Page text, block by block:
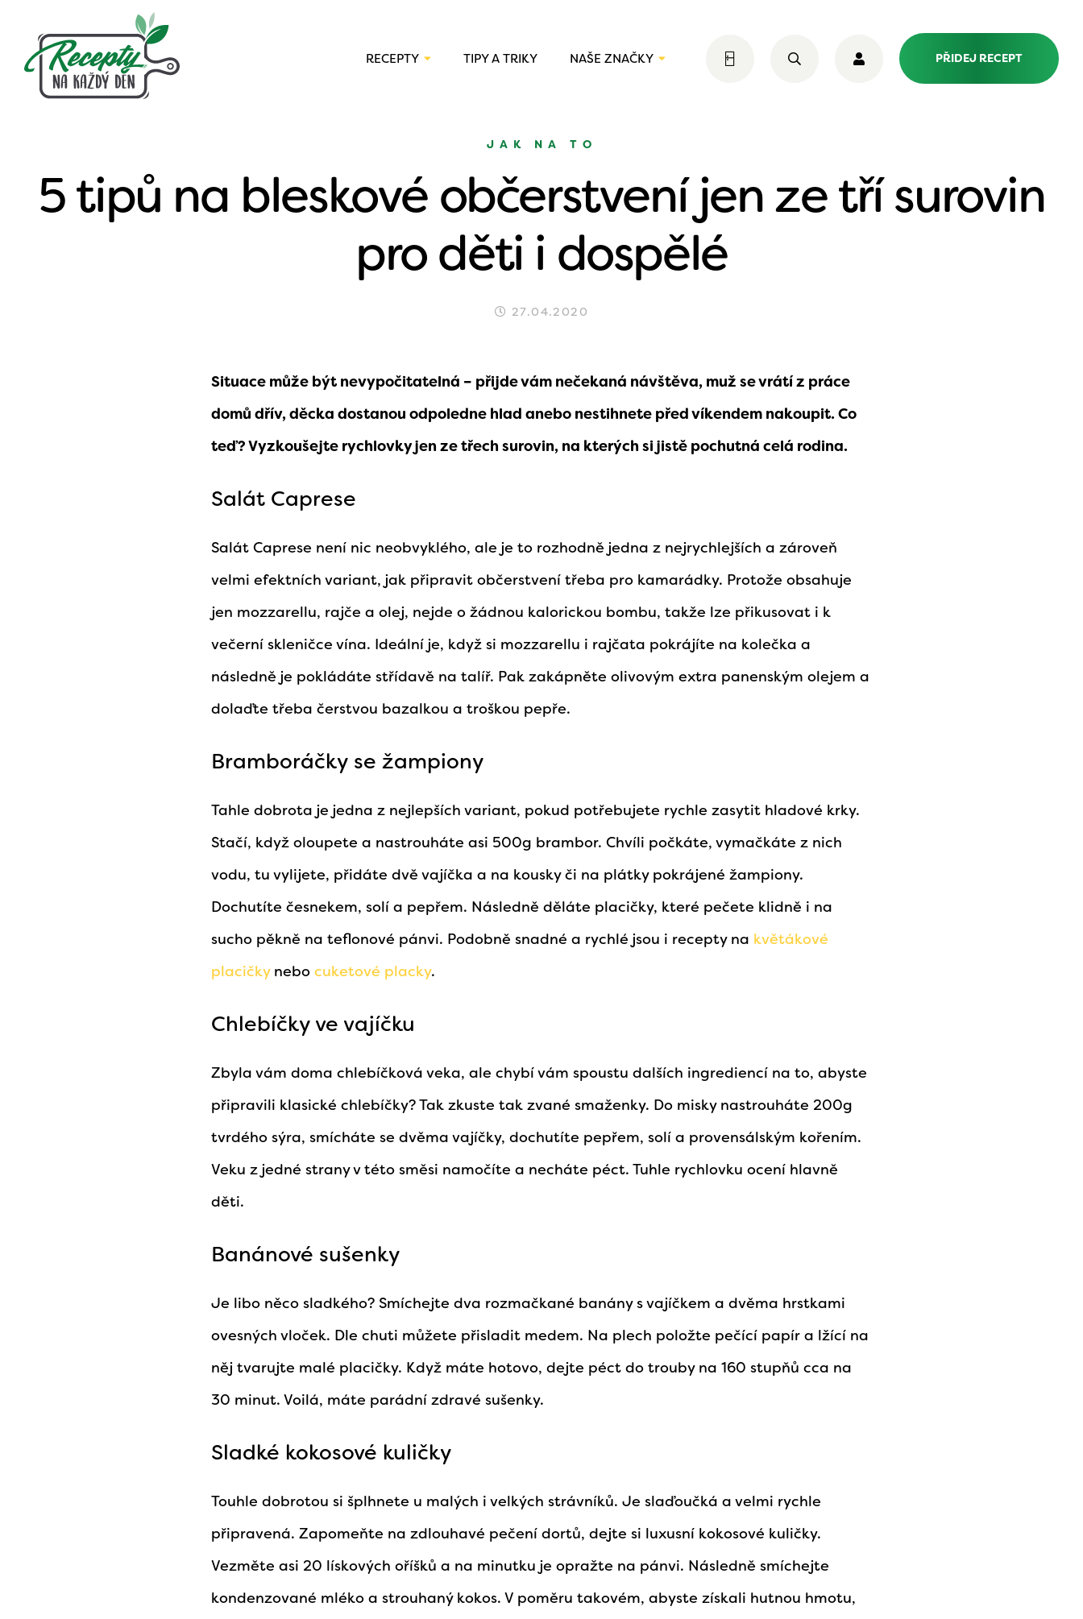
RECEPTY TIPY A TRIKY NAŠE ZNAČKY PŘIDEJ RECEPT
JAK NA TO
5 tipů na bleskové občerstvení jen ze tří surovin
pro děti i dospělé
27.04.2020
Situace může být nevypočitatelná – přijde vám nečekaná návštěva, muž se vrátí z práce
domů dřív, děcka dostanou odpoledne hlad anebo nestihnete před víkendem nakoupit. Co
teď? Vyzkoušejte rychlovky jen ze třech surovin, na kterých si jistě pochutná celá rodina.
Salát Caprese
Salát Caprese není nic neobvyklého, ale je to rozhodně jedna z nejrychlejších a zároveň
velmi efektních variant, jak připravit občerstvení třeba pro kamarádky. Protože obsahuje
jen mozzarellu, rajče a olej, nejde o žádnou kalorickou bombu, takže lze přikusovat i k
večerní skleničce vína. Ideální je, když si mozzarellu i rajčata pokrájíte na kolečka a
následně je pokládáte střídavě na talíř. Pak zakápněte olivovým extra panenským olejem a
dolaďte třeba čerstvou bazalkou a troškou pepře.
Bramboráčky se žampiony
Tahle dobrota je jedna z nejlepších variant, pokud potřebujete rychle zasytit hladové krky.
Stačí, když oloupete a nastrouháte asi 500g brambor. Chvíli počkáte, vymačkáte z nich
vodu, tu vylijete, přidáte dvě vajíčka a na kousky či na plátky pokrájené žampiony.
Dochutíte česnekem, solí a pepřem. Následně děláte placičky, které pečete klidně i na
sucho pěkně na teflonové pánvi. Podobně snadné a rychlé jsou i recepty na květákové
placičkynebo cuketové placky.
Chlebíčky ve vajíčku
Zbyla vám doma chlebíčková veka, ale chybí vám spoustu dalších ingrediencí na to, abyste
připravili klasické chlebíčky? Tak zkuste tak zvané smaženky. Do misky nastrouháte 200g
tvrdého sýra, smícháte se dvěma vajíčky, dochutíte pepřem, solí a provensálským kořením.
Veku z jedné strany v této směsi namočíte a necháte péct. Tuhle rychlovku ocení hlavně
děti.
Banánové sušenky
Je libo něco sladkého? Smíchejte dva rozmačkané banány s vajíčkem a dvěma hrstkami
ovesných vloček. Dle chuti můžete přisladit medem. Na plech položte pečící papír a lžící na
něj tvarujte malé placičky. Když máte hotovo, dejte péct do trouby na 160 stupňů cca na
30 minut. Voilá, máte parádní zdravé sušenky.
Sladké kokosové kuličky
Touhle dobrotou si šplhnete u malých i velkých strávníků. Je slaďoučká a velmi rychle
připravená. Zapomeňte na zdlouhavé pečení dortů, dejte si luxusní kokosové kuličky.
Vezměte asi 20 lískových oříšků a na minutku je opražte na pánvi. Následně smíchejte
kondenzované mléko a strouhaný kokos. V poměru takovém, abyste získali hutnou hmotu,